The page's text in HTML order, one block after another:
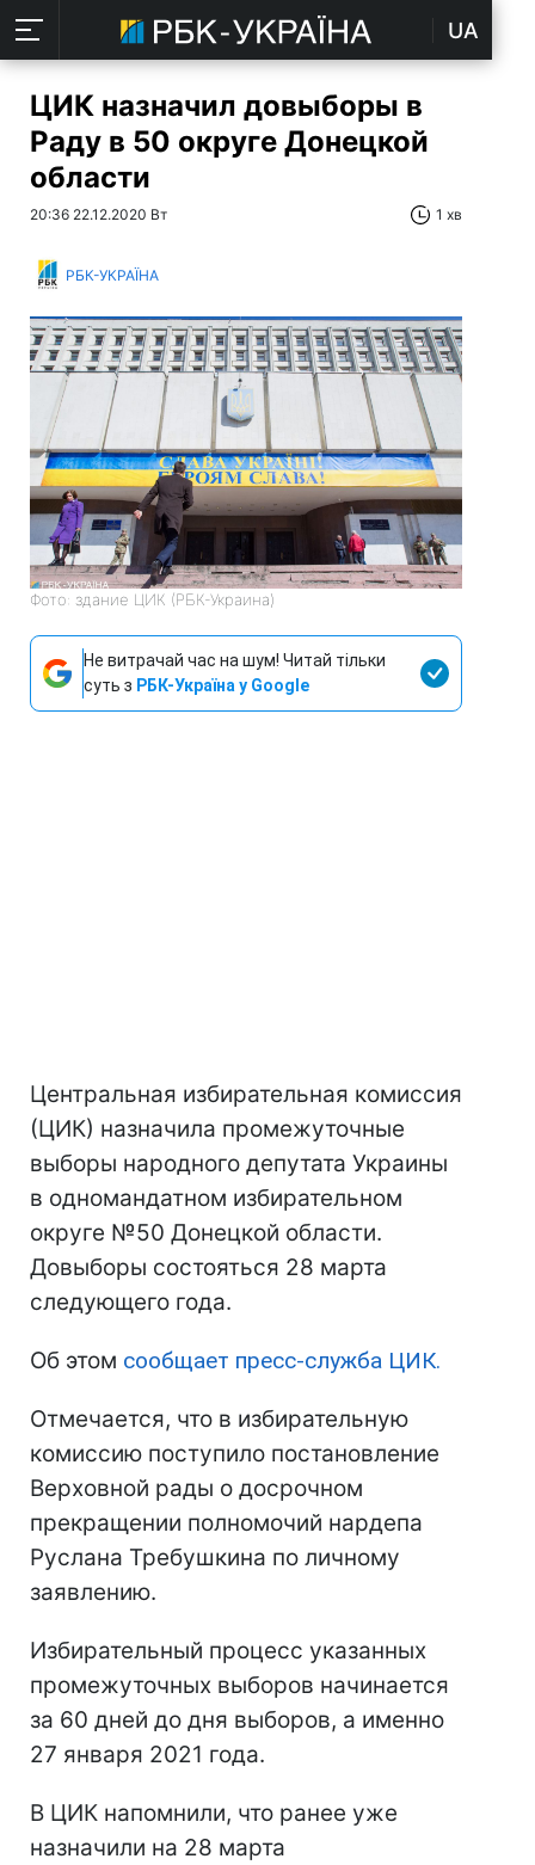
UA
ЦИК назначил довыборы в
Раду в 50 округе Донецкой
области
20:36 22.12.2020 Вт 1 хв
РБК-УКРАЇНА
Фото: здание ЦИК (РБК-Украина)
Не витрачай час на шум! Читай тільки
суть з РБК-Україна у Google
Центральная избирательная комиссия
(ЦИК) назначила промежуточные
выборы народного депутата Украины
в одномандатном избирательном
округе №50 Донецкой области.
Довыборы состояться 28 марта
следующего года.
Об этом сообщает пресс-служба ЦИК.
Отмечается, что в избирательную
комиссию поступило постановление
Верховной рады о досрочном
прекращении полномочий нардепа
Руслана Требушкина по личному
заявлению.
Избирательный процесс указанных
промежуточных выборов начинается
за 60 дней до дня выборов, а именно
27 января 2021 года.
В ЦИК напомнили, что ранее уже
назначили на 28 марта